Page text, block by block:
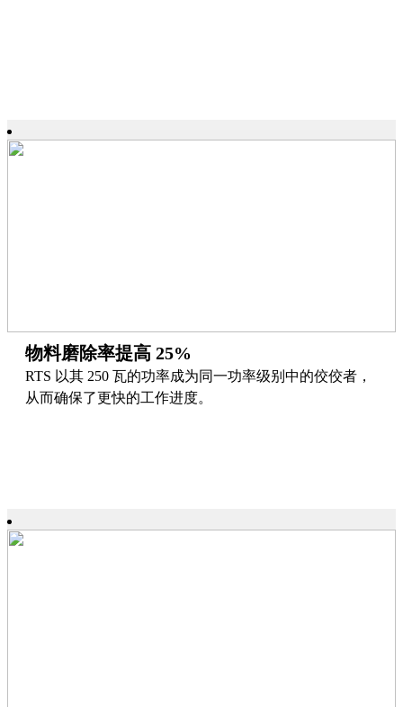
物料磨除率提高 25%
RTS 以其 250 瓦的功率成为同一功率级别中的佼佼者，
从而确保了更快的工作进度。